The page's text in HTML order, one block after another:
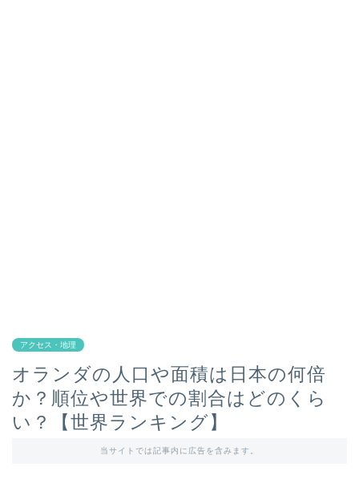
アクセス・地理
オランダの人口や面積は日本の何倍
か？順位や世界での割合はどのくら
い？【世界ランキング】
当サイトでは記事内に広告を含みます。